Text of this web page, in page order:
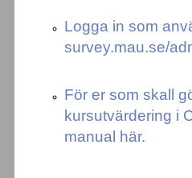
Logga in som
survey.mau.se/
För er som skall
kursutvärdering i
manual här.